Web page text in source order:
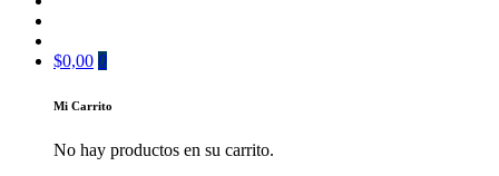
$0,00 0
Mi Carrito
No hay productos en su carrito.